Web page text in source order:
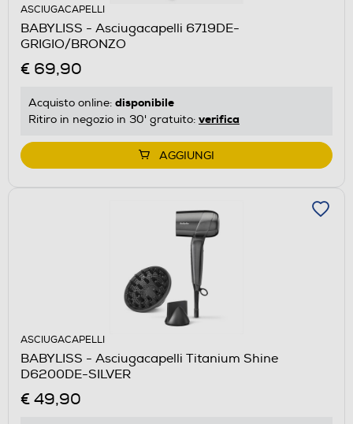
ASCIUGACAPELLI
BABYLISS - Asciugacapelli 6719DE-
GRIGIO/BRONZO
€ 69,90
Acquisto online: disponibile
Ritiro in negozio in 30' gratuito: verifica
AGGIUNGI
ASCIUGACAPELLI
BABYLISS - Asciugacapelli Titanium Shine
D6200DE-SILVER
€ 49,90